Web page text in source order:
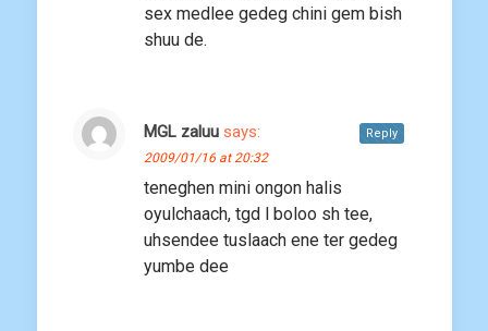
sex medlee gedeg chini gem bish
shuu de.
MGL zaluu says:
2009/01/16 at 20:32
teneghen mini ongon halis
oyulchaach, tgd l boloo sh tee,
uhsendee tuslaach ene ter gedeg
yumbe dee
Reply